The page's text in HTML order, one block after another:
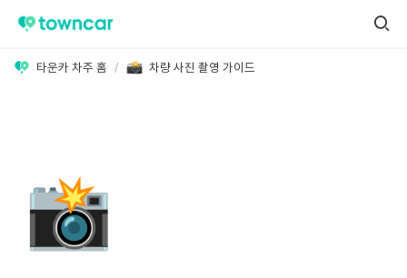
타운카 차주 홈 / 차량 사진 촬영 가이드
📸